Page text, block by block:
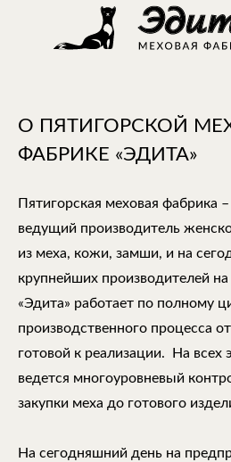
О ПЯТИГОРСКОЙ
ФАБРИКЕ «ЭДИТА»
Пятигорская меховая фабрика
ведущий производитель
из меха, кожи, замши, и на
крупнейших производителей
«Эдита» работает по полному
производственного процесса
готовой к реализации. На всех
ведется многоуровневый
закупки меха до готового
На сегодняшний день на